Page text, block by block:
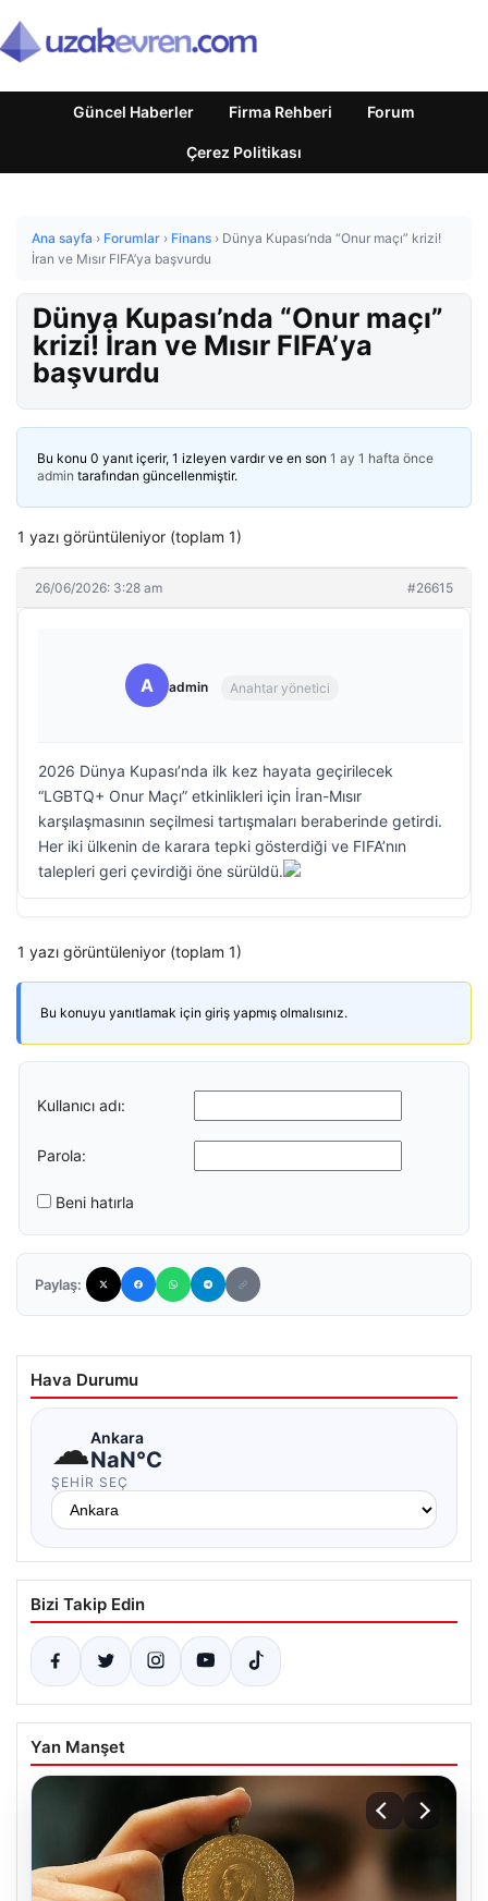
Güncel Haberler Firma Rehberi Forum
Çerez Politikası
Ana sayfa › Forumlar › Finans › Dünya Kupası’nda “Onur maçı” krizi!
İran ve Mısır FIFA’ya başvurdu
Dünya Kupası’nda “Onur maçı”
krizi! İran ve Mısır FIFA’ya
başvurdu
Bu konu 0 yanıt içerir, 1 izleyen vardır ve en son 1 ay 1 hafta önce
admin tarafından güncellenmiştir.
1 yazı görüntüleniyor (toplam 1)
26/06/2026: 3:28 am #26615
A admin Anahtar yönetici
2026 Dünya Kupası’nda ilk kez hayata geçirilecek
“LGBTQ+ Onur Maçı” etkinlikleri için İran-Mısır
karşılaşmasının seçilmesi tartışmaları beraberinde getirdi.
Her iki ülkenin de karara tepki gösterdiği ve FIFA’nın
talepleri geri çevirdiği öne sürüldü.
1 yazı görüntüleniyor (toplam 1)
Bu konuyu yanıtlamak için giriş yapmış olmalısınız.
Kullanıcı adı:
Parola:
Beni hatırla
Paylaş:
Hava Durumu
☁Ankara
NaN°C
ŞEHIR SEÇ
Bizi Takip Edin
Yan Manşet